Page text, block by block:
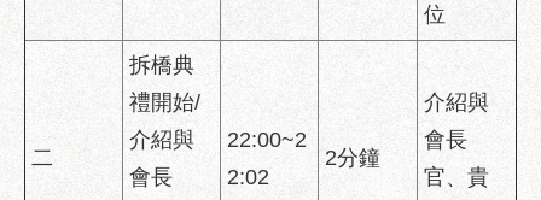
資
訊
合
發
位
二
拆橋典
禮開始/
介紹與
會長
22:00~2
2:02
2分鐘
介紹與
會長
官、貴